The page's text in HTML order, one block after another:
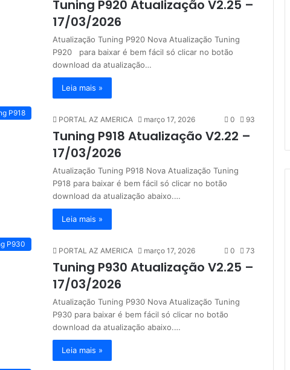
s
p
o
r
Tuning P920 Atualização V2.25 –
17/03/2026
Atualização Tuning P920 Nova Atualização Tuning
P920 para baixar é bem fácil só clicar no botão
download da atualização…
Leia mais »
P918
PORTAL AZ AMERICA março 17, 2026 0 93
Tuning P918 Atualização V2.22 –
17/03/2026
Atualização Tuning P918 Nova Atualização Tuning
P918 para baixar é bem fácil só clicar no botão
download da atualização abaixo.…
Leia mais »
P930
PORTAL AZ AMERICA março 17, 2026 0 73
Tuning P930 Atualização V2.25 –
17/03/2026
Atualização Tuning P930 Nova Atualização Tuning
P930 para baixar é bem fácil só clicar no botão
download da atualização abaixo.…
Leia mais »